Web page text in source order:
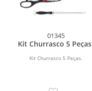
01345
Kit Churrasco 5 Peças
Kit Churrasco 5 Peças.